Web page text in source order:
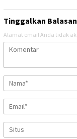
Tinggalkan Balasan
Alamat email Anda tidak